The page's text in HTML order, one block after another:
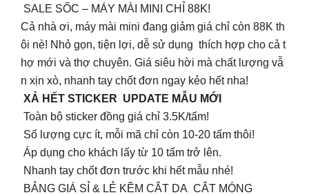
SALE SỐC – MÁY MÀI MINI CHỈ 88K!
Cả nhà ơi, máy mài mini đang giảm giá chỉ còn 88K th
ôi nè! Nhỏ gọn, tiện lợi, dễ sử dụng thích hợp cho cả t
hợ mới và thợ chuyên. Giá siêu hời mà chất lượng vẫ
n xịn xò, nhanh tay chốt đơn ngay kẻo hết nha!
XẢ HẾT STICKER UPDATE MẪU MỚI
Toàn bộ sticker đồng giá chỉ 3.5K/tấm!
Số lượng cực ít, mỗi mã chỉ còn 10-20 tấm thôi!
Áp dụng cho khách lấy từ 10 tấm trở lên.
Nhanh tay chốt đơn trước khi hết mẫu nhé!
BẢNG GIÁ SỈ & LẺ KỀM CẮT DA CẮT MÓNG